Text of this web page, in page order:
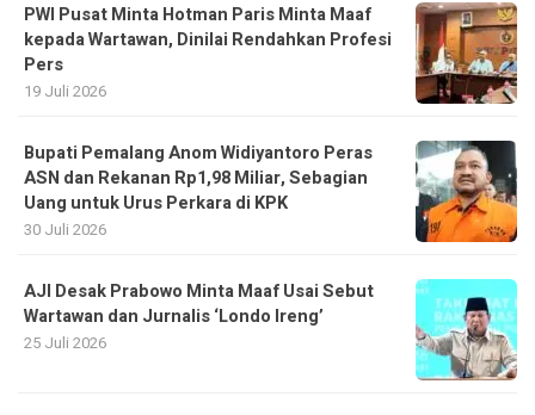
PWI Pusat Minta Hotman Paris Minta Maaf
kepada Wartawan, Dinilai Rendahkan Profesi
Pers
19 Juli 2026
Bupati Pemalang Anom Widiyantoro Peras
ASN dan Rekanan Rp1,98 Miliar, Sebagian
Uang untuk Urus Perkara di KPK
30 Juli 2026
AJI Desak Prabowo Minta Maaf Usai Sebut
Wartawan dan Jurnalis ‘Londo Ireng’
25 Juli 2026